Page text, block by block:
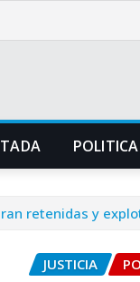
POLITICA
retenidas y
JUSTICIA